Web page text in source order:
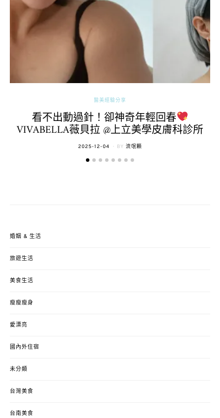
醫美經驗分享
看不出動過針！卻神奇年輕回春
VIVABELLA薇貝拉 @上立美學皮膚科診所
POSTED
2025-12-04 BY 流氓顆
婚姻 & 生活
旅遊生活
美食生活
瘦瘦瘦身
愛漂亮
國內外住宿
未分類
台灣美食
台南美食